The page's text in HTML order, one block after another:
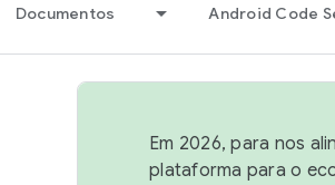
Documentos Android Code
Em 2026, para nos
plataforma para o